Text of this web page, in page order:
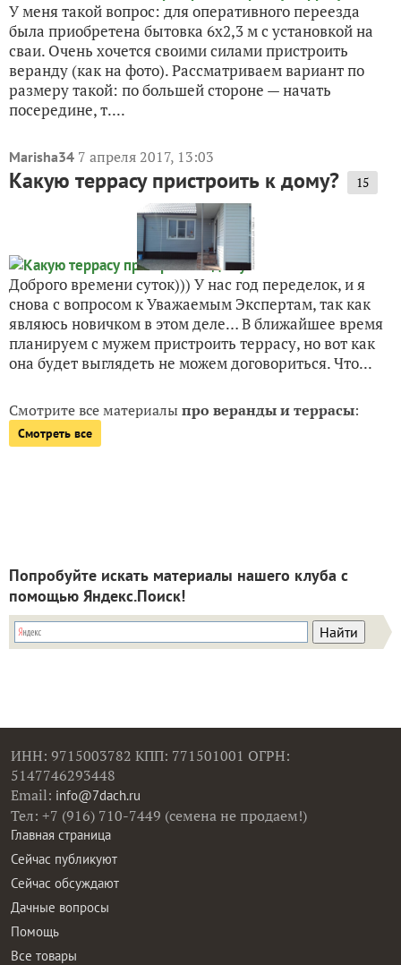
У меня такой вопрос: для оперативного переезда
была приобретена бытовка 6х2,3 м с установкой на
сваи. Очень хочется своими силами пристроить
веранду (как на фото). Рассматриваем вариант по
размеру такой: по большей стороне — начать
посередине, т....
Marisha34 7 апреля 2017, 13:03
Какую террасу пристроить к дому? 15
Доброго времени суток))) У нас год переделок, и я
снова с вопросом к Уважаемым Экспертам, так как
являюсь новичком в этом деле… В ближайшее время
планируем с мужем пристроить террасу, но вот как
она будет выглядеть не можем договориться. Что...
Смотрите все материалыпро веранды и террасы:
Смотреть все
Попробуйте искать материалы нашего клуба с
помощью Яндекс.Поиск!
ИНН: 9715003782 КПП: 771501001 ОГРН:
5147746293448
Email: info@7dach.ru
Тел: +7 (916) 710-7449 (семена не продаем!)
Главная страница
Сейчас публикуют
Сейчас обсуждают
Дачные вопросы
Помощь
Все товары